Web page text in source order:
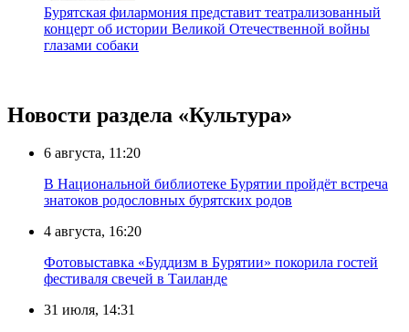
Бурятская филармония представит театрализованный
концерт об истории Великой Отечественной войны
глазами собаки
Новости раздела «Культура»
6 августа, 11:20
В Национальной библиотеке Бурятии пройдёт встреча
знатоков родословных бурятских родов
4 августа, 16:20
Фотовыставка «Буддизм в Бурятии» покорила гостей
фестиваля свечей в Таиланде
31 июля, 14:31